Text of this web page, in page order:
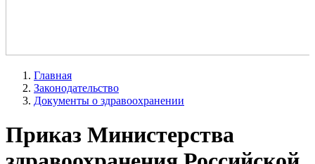
Главная
Законодательство
Документы о здравоохранении
Приказ Министерства